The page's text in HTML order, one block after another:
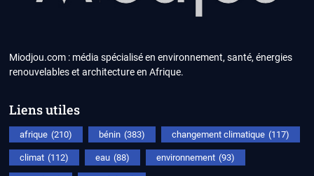
Miodjou.com : média spécialisé en environnement, santé, énergies
renouvelables et architecture en Afrique.
Liens utiles
afrique (210) bénin (383) changement climatique (117)
climat (112) eau (88) environnement (93)